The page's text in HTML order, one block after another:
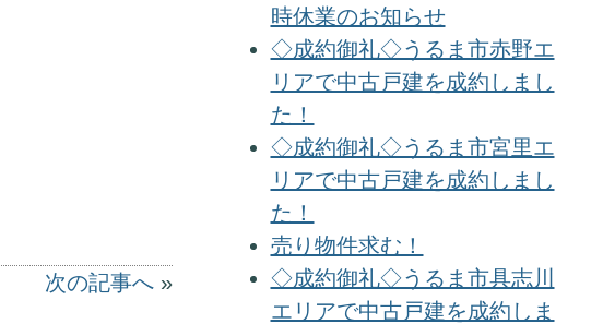
次の記事へ»
時休業のお知らせ
◇成約御礼◇うるま市赤野エ
リアで中古戸建を成約しまし
た！
◇成約御礼◇うるま市宮里エ
リアで中古戸建を成約しまし
た！
売り物件求む！
◇成約御礼◇うるま市具志川
エリアで中古戸建を成約しま